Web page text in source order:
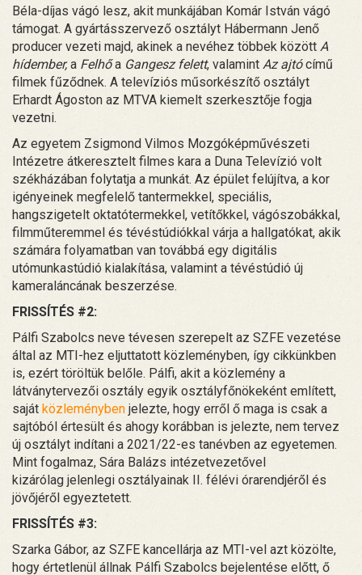
Béla-díjas vágó lesz, akit munkájában Komár István vágó
támogat. A gyártásszervező osztályt Hábermann Jenő
producer vezeti majd, akinek a nevéhez többek között A
hídember,a Felhőa Gangesz felett, valamint Az ajtócímű
filmek fűződnek. A televíziós műsorkészítő osztályt
Erhardt Ágoston az MTVA kiemelt szerkesztője fogja
vezetni.
Az egyetem Zsigmond Vilmos Mozgóképművészeti
Intézetre átkeresztelt filmes kara a Duna Televízió volt
székházában folytatja a munkát. Az épület felújítva, a kor
igényeinek megfelelő tantermekkel, speciális,
hangszigetelt oktatótermekkel, vetítőkkel, vágószobákkal,
filmműteremmel és tévéstúdiókkal várja a hallgatókat, akik
számára folyamatban van továbbá egy digitális
utómunkastúdió kialakítása, valamint a tévéstúdió új
kameraláncának beszerzése.
FRISSÍTÉS #2:
Pálfi Szabolcs neve tévesen szerepelt az SZFE vezetése
által az MTI-hez eljuttatott közleményben, így cikkünkben
is, ezért töröltük belőle. Pálfi, akit a közlemény a
látványtervezői osztály egyik osztályfőnökeként említett,
saját közleményben jelezte, hogy erről ő maga is csak a
sajtóból értesült és ahogy korábban is jelezte, nem tervez
új osztályt indítani a 2021/22-es tanévben az egyetemen.
Mint fogalmaz, Sára Balázs intézetvezetővel
kizárólag jelenlegi osztályainak II. félévi órarendjéről és
jövőjéről egyeztetett.
FRISSÍTÉS #3:
Szarka Gábor, az SZFE kancellárja az MTI-vel azt közölte,
hogy értetlenül állnak Pálfi Szabolcs bejelentése előtt, ő